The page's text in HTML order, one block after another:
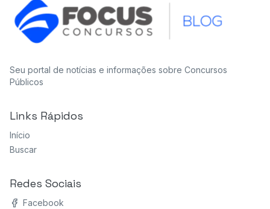
Seu portal de notícias e informações sobre Concursos
Públicos
Links Rápidos
Início
Buscar
Redes Sociais
Facebook